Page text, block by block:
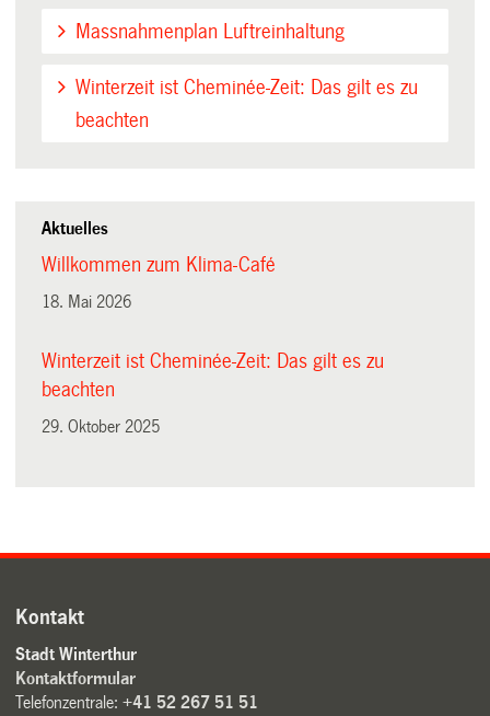
Massnahmenplan Luftreinhaltung
Winterzeit ist Cheminée-Zeit: Das gilt es zu
beachten
Aktuelles
Willkommen zum Klima-Café
18. Mai 2026
Winterzeit ist Cheminée-Zeit: Das gilt es zu
beachten
29. Oktober 2025
Kontakt
Stadt Winterthur
Kontaktformular
Telefonzentrale:+41 52 267 51 51